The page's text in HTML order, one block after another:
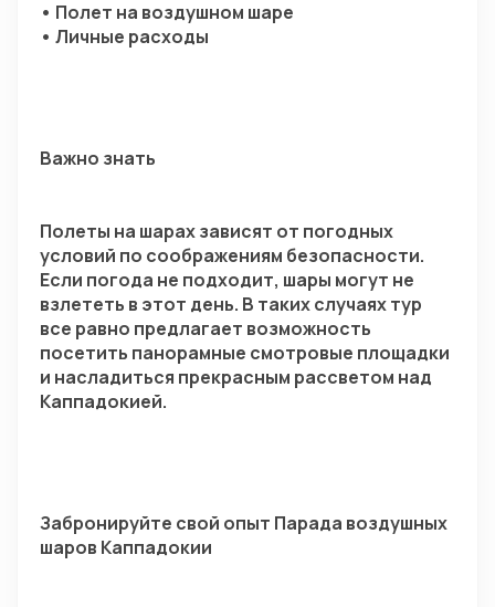
• Полет на воздушном шаре
• Личные расходы
Важно знать
Полеты на шарах зависят от погодных
условий по соображениям безопасности.
Если погода не подходит, шары могут не
взлететь в этот день. В таких случаях тур
все равно предлагает возможность
посетить панорамные смотровые площадки
и насладиться прекрасным рассветом над
Каппадокией.
Забронируйте свой опыт Парада воздушных
шаров Каппадокии